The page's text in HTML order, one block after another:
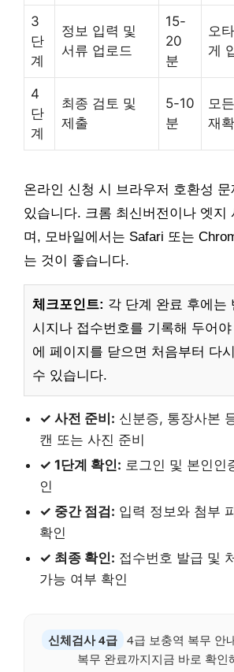
3
단
계
정보 입력 및
서류 업로드
15-
20
분
오
게
4
단
계
최종 검토 및
제출
5-10
분
모
재
온라인 신청 시 브라우저 호환성
있습니다. 크롬 최신버전이나 엣지
며, 모바일에서는 Safari 또는
는 것이 좋습니다.
체크포인트: 각 단계 완료 후에는
시지나 접수번호를 기록해 두어
에 페이지를 닫으면 처음부터 다
수 있습니다.
✓ 사전 준비: 신분증, 통장사본
캔 또는 사진 준비
✓ 1단계 확인: 로그인 및 본인인
인
✓ 중간 점검: 입력 정보와 첨부
확인
✓ 최종 확인: 접수번호 발급 및
가능 여부 확인
신체검사 4급
4급 보충역 복무 안
복무 완료까지지금 바로 확인